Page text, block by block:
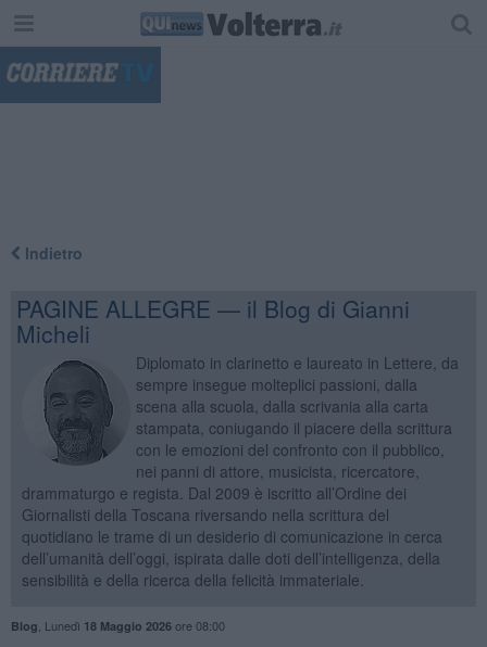
Indietro
PAGINE ALLEGRE — il Blog di Gianni
Micheli
Diplomato in clarinetto e laureato in Lettere, da
sempre insegue molteplici passioni, dalla
scena alla scuola, dalla scrivania alla carta
stampata, coniugando il piacere della scrittura
con le emozioni del confronto con il pubblico,
nei panni di attore, musicista, ricercatore,
drammaturgo e regista. Dal 2009 è iscritto all’Ordine dei
Giornalisti della Toscana riversando nella scrittura del
quotidiano le trame di un desiderio di comunicazione in cerca
dell’umanità dell’oggi, ispirata dalle doti dell’intelligenza, della
sensibilità e della ricerca della felicità immateriale.
Blog Lunedì 18 Maggio 2026ore 08:00